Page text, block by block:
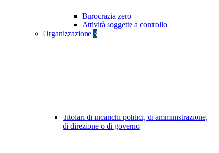
Burocrazia zero
Attività soggette a controllo
Organizzazione 3
Titolari di incarichi politici, di amministrazione,
di direzione o di governo